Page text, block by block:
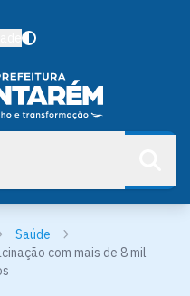
Saúde
com mais de 8 mil